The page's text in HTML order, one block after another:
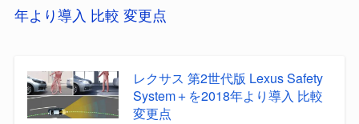
年より導入 比較 変更点
レクサス 第2世代版 Lexus Safety
System＋を2018年より導入 比較
変更点